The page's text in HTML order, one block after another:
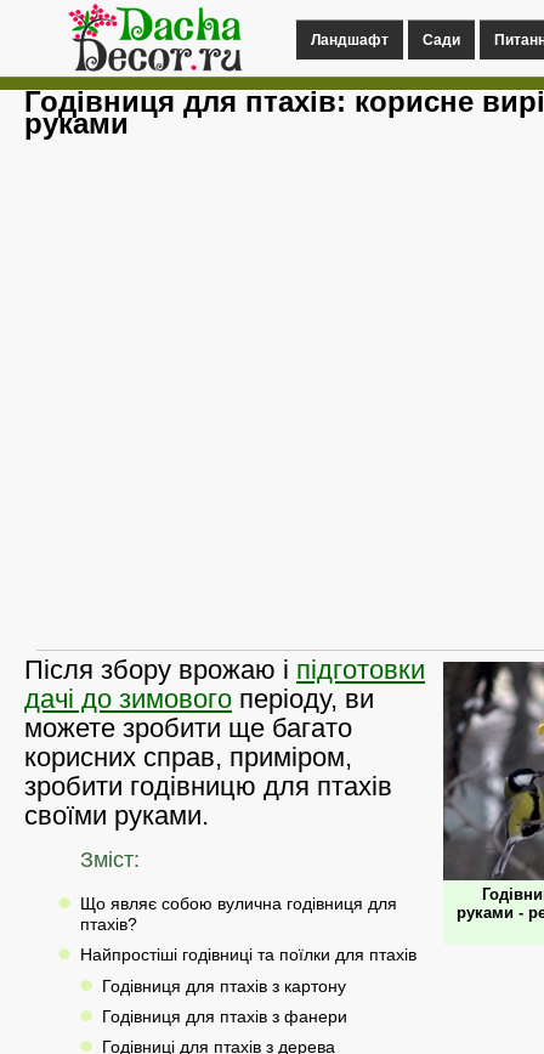
Ландшафт Сади
Годівниця для птахів: корисне
руками
руками -
Після збору врожаю і підготовки
дачі до зимового періоду, ви
можете зробити ще багато
корисних справ, приміром,
зробити годівницю для птахів
своїми руками.
Зміст:
Що являє собою вулична годівниця для
птахів?
Найпростіші годівниці та поїлки для птахів
Годівниця для птахів з картону
Годівниця для птахів з фанери
Годівниці для птахів з дерева